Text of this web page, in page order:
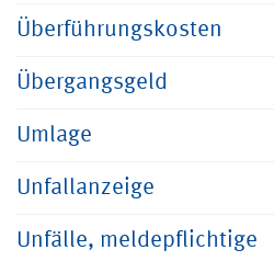
Überführungskosten
Übergangsgeld
Umlage
Unfallanzeige
Unfälle, meldepflichtige